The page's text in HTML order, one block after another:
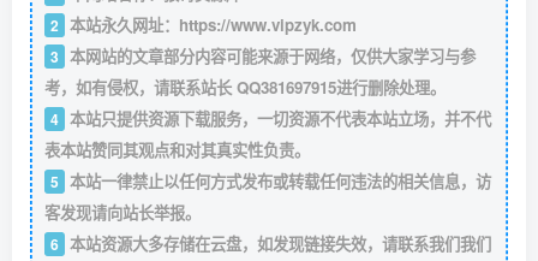
2 本站永久网址： https://www.vipzyk.com
3 本网站的文章部分内容可能来源于网络，仅供大家学习与参
考，如有侵权，请联系站长 QQ381697915进行删除处理。
4 本站只提供资源下载服务，一切资源不代表本站立场，并不代
表本站赞同其观点和对其真实性负责。
5 本站一律禁止以任何方式发布或转载任何违法的相关信息，访
客发现请向站长举报。
6 本站资源大多存储在云盘，如发现链接失效，请联系我们我们